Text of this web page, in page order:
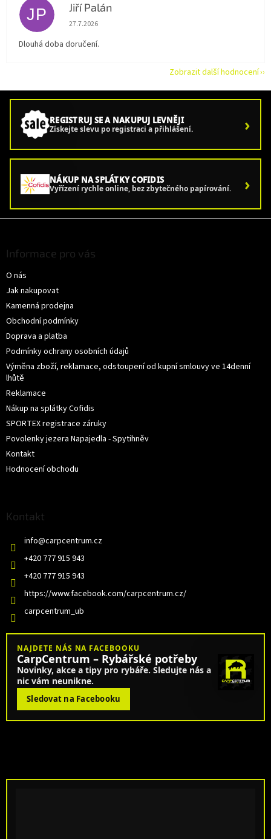
JP Jiří Palán
Hodnocení obchodu je 5 z 5 hvězdiček.
27.7.2026
Dlouhá doba doručení.
Zobrazit další hodnocení
REGISTRUJ SE A NAKUPUJ LEVNĚJI
Získejte slevu po registraci a přihlášení. ›
NÁKUP NA SPLÁTKY COFIDIS
Vyřízení rychle online, bez zbytečného papírování. ›
Informace pro vás
O nás
Jak nakupovat
Kamenná prodejna
Obchodní podmínky
Doprava a platba
Podmínky ochrany osobních údajů
Výměna zboží, reklamace, odstoupení od kupní smlouvy ve 14denní
lhůtě
Reklamace
Nákup na splátky Cofidis
SPORTEX registrace záruky
Povolenky jezera Napajedla - Spytihněv
Kontakt
Hodnocení obchodu
Kontakt
info@carpcentrum.cz
+420 777 915 943
+420 777 915 943
https://www.facebook.com/carpcentrum.cz/
carpcentrum_ub
NAJDETE NÁS NA FACEBOOKU
CarpCentrum – Rybářské potřeby
Novinky, akce a tipy pro rybáře. Sledujte nás a
nic vám neunikne.
Sledovat na Facebooku